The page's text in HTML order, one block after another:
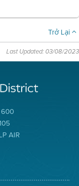
Trở Lại
Last Updated: 03/08/2023
600
AIR